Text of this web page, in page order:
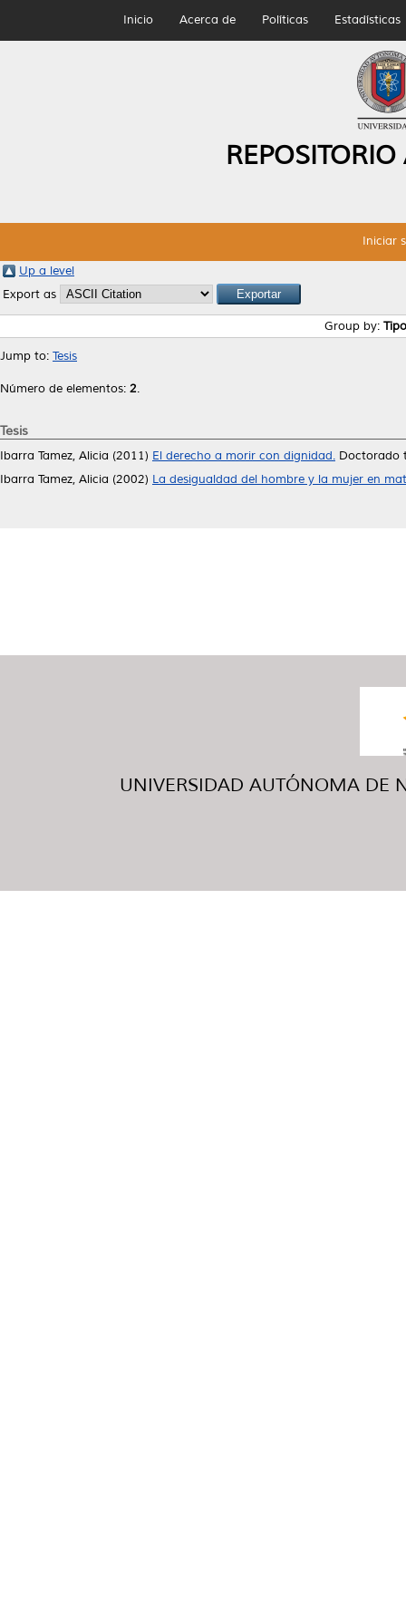
Inicio Acerca de Políticas Estadísticas
Iniciar
Up a level
Export as
Group by:
Jump to: Tesis
Número de elementos: 2.
Tesis
Ibarra Tamez, Alicia (2011) El derecho a morir con dignidad. Doctorado
Ibarra Tamez, Alicia (2002) La desigualdad del hombre y la mujer en
UNIVERSIDAD AUTÓNOMA DE